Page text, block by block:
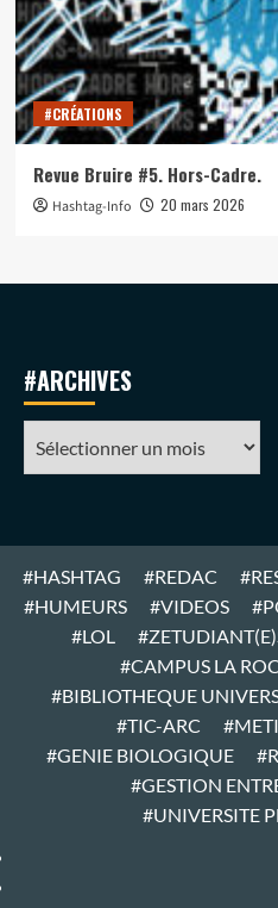
#CRÉATIONS
Revue Bruire #5. Hors-Cadre.
Hashtag-Info 20 mars 2026
#ARCHIVES
#HASHTAG #REDAC
#HUMEURS
#VIDEOS
#LOL
#CAMPUS LA
#BIBLIOTHEQUE
#TIC-ARC
#GENIE BIOLOGIQUE
#GESTION
#UNIVERSITE